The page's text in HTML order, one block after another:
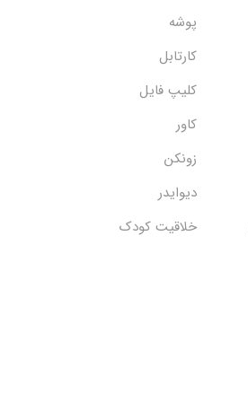
پوشه
کارتابل
کلیپ فایل
کاور
زونکن
دیوایدر
خلاقیت کودک